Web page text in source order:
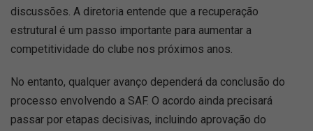
discussões. A diretoria entende que a recuperação
estrutural é um passo importante para aumentar a
competitividade do clube nos próximos anos.
No entanto, qualquer avanço dependerá da conclusão do
processo envolvendo a SAF. O acordo ainda precisará
passar por etapas decisivas, incluindo aprovação do